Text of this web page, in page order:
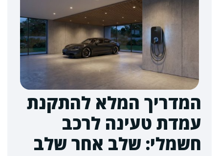
המדריך המלא להתקנת
עמדת טעינה לרכב
חשמלי: שלב אחר שלב